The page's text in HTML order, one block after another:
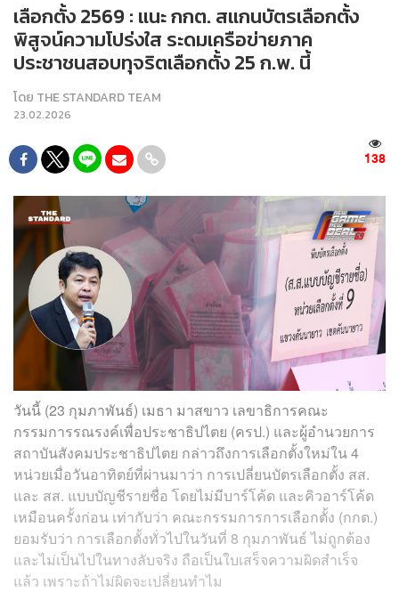
เลือกตั้ง 2569 : แนะ กกต. สแกนบัตรเลือกตั้ง
พิสูจน์ความโปร่งใส ระดมเครือข่ายภาค
ประชาชนสอบทุจริตเลือกตั้ง 25 ก.พ. นี้
โดย THE STANDARD TEAM
23.02.2026
138
วันนี้ (23 กุมภาพันธ์) เมธา มาสขาว เลขาธิการคณะ
กรรมการรณรงค์เพื่อประชาธิปไตย (ครป.) และผู้อำนวยการ
สถาบันสังคมประชาธิปไตย กล่าวถึงการเลือกตั้งใหม่ใน 4
หน่วยเมื่อวันอาทิตย์ที่ผ่านมาว่า การเปลี่ยนบัตรเลือกตั้ง สส.
และ สส. แบบบัญชีรายชื่อ โดยไม่มีบาร์โค้ด และคิวอาร์โค้ด
เหมือนครั้งก่อน เท่ากับว่า คณะกรรมการการเลือกตั้ง (กกต.)
ยอมรับว่า การเลือกตั้งทั่วไปในวันที่ 8 กุมภาพันธ์ ไม่ถูกต้อง
และไม่เป็นไปในทางลับจริง ถือเป็นใบเสร็จความผิดสำเร็จ
แล้ว เพราะถ้าไม่ผิดจะเปลี่ยนทำไม